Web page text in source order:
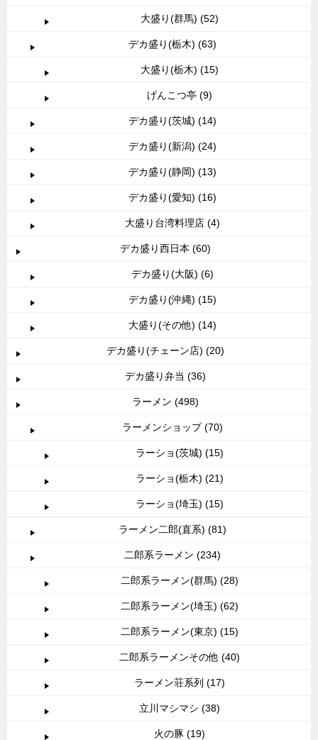
大盛り(群馬) (52)
デカ盛り(栃木) (63)
大盛り(栃木) (15)
げんこつ亭 (9)
デカ盛り(茨城) (14)
デカ盛り(新潟) (24)
デカ盛り(静岡) (13)
デカ盛り(愛知) (16)
大盛り台湾料理店 (4)
デカ盛り西日本 (60)
デカ盛り(大阪) (6)
デカ盛り(沖縄) (15)
大盛り(その他) (14)
デカ盛り(チェーン店) (20)
デカ盛り弁当 (36)
ラーメン (498)
ラーメンショップ (70)
ラーショ(茨城) (15)
ラーショ(栃木) (21)
ラーショ(埼玉) (15)
ラーメン二郎(直系) (81)
二郎系ラーメン (234)
二郎系ラーメン(群馬) (28)
二郎系ラーメン(埼玉) (62)
二郎系ラーメン(東京) (15)
二郎系ラーメンその他 (40)
ラーメン荘系列 (17)
立川マシマシ (38)
火の豚 (19)